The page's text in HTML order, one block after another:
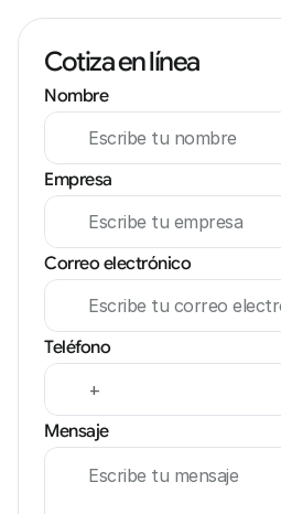
Cotiza en línea
Nombre
Empresa
Correo electrónico
Teléfono
Mensaje